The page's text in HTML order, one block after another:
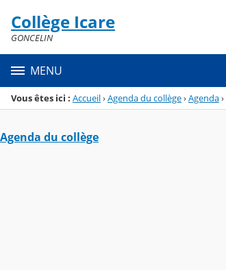
Menu de la rubrique
Contenu
Collège Icare
GONCELIN
MENU
Vous êtes ici : Accueil›Agenda du collège›Agenda›
Agenda du collège